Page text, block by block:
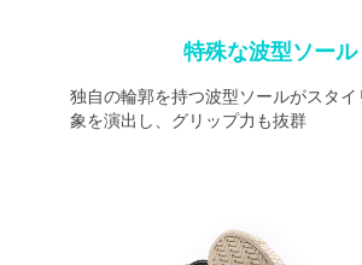
特殊な波型ソール
独自の輪郭を持つ波型ソールがスタイ
象を演出し、グリップ力も抜群